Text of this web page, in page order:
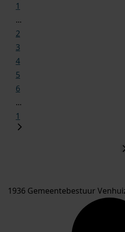
1
...
2
3
4
5
6
...
1
1936 Gemeentebestuur